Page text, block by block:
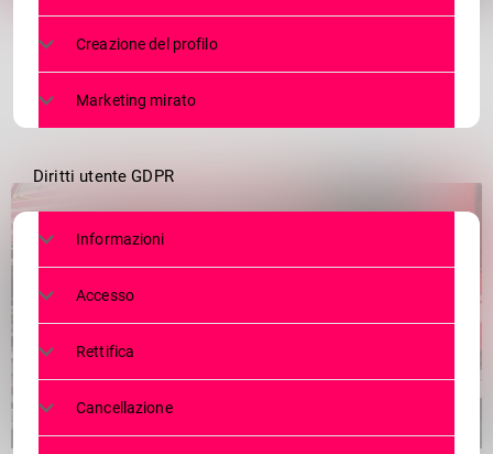
Creazione del profilo
Marketing mirato
Diritti utente GDPR
Informazioni
Accesso
Rettifica
Cancellazione